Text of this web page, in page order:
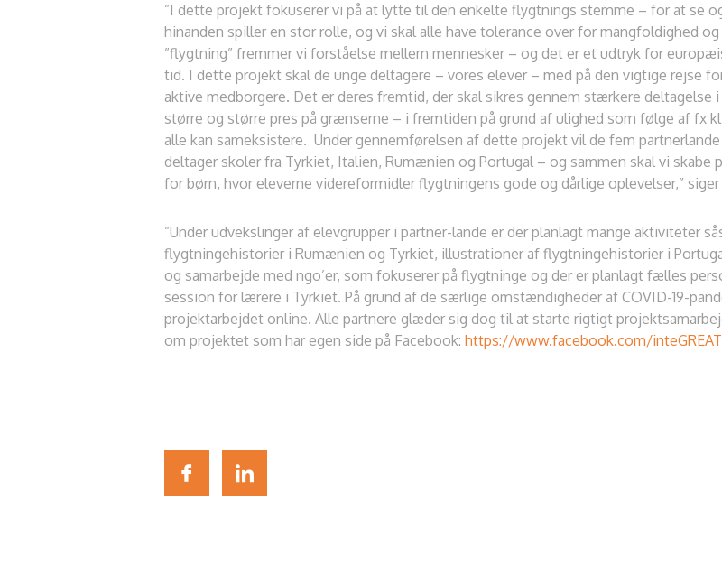
”I dette projekt fokuserer vi på at lytte til den enkelte flygtnings stemme – for at se
hinanden spiller en stor rolle, og vi skal alle have tolerance over for mangfoldighed
”flygtning” fremmer vi forståelse mellem mennesker – og det er et udtryk for
tid. I dette projekt skal de unge deltagere – vores elever – med på den vigtige rejse
aktive medborgere. Det er deres fremtid, der skal sikres gennem stærkere deltagelse
større og større pres på grænserne – i fremtiden på grund af ulighed som følge af fx
alle kan sameksistere. Under gennemførelsen af dette projekt vil de fem
deltager skoler fra Tyrkiet, Italien, Rumænien og Portugal – og sammen skal vi
for børn, hvor eleverne videreformidler flygtningens gode og dårlige oplevelser,” siger
”Under udvekslinger af elevgrupper i partner-lande er der planlagt mange aktiviteter
flygtningehistorier i Rumænien og Tyrkiet, illustrationer af flygtningehistorier i
og samarbejde med ngo’er, som fokuserer på flygtninge og der er planlagt fælles
session for lærere i Tyrkiet. På grund af de særlige omstændigheder af COVID-19-
projektarbejdet online. Alle partnere glæder sig dog til at starte rigtigt
om projektet som har egen side på Facebook: https://www.facebook.com/